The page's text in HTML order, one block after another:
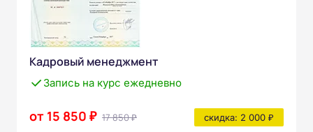
Кадровый менеджмент
Запись на курс ежедневно
от 15 850 ₽ 17 850 ₽ скидка: 2 000 ₽